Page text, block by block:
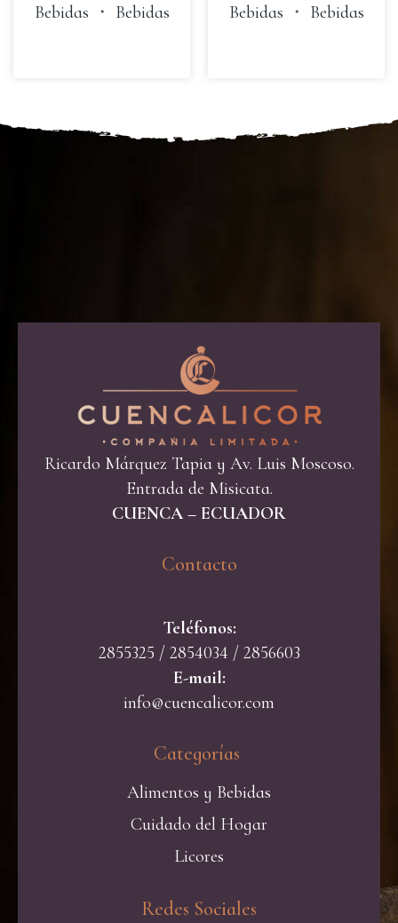
Bebidas ・ Bebidas
Bebidas ・ Bebidas
Ricardo Márquez Tapia y Av. Luis Moscoso.
Entrada de Misicata.
CUENCA – ECUADOR
Contacto​
Teléfonos:
2855325 / 2854034 / 2856603
E-mail:
info@cuencalicor.com
Categorías ​
Alimentos y Bebidas
Cuidado del Hogar
Licores
Redes Sociales